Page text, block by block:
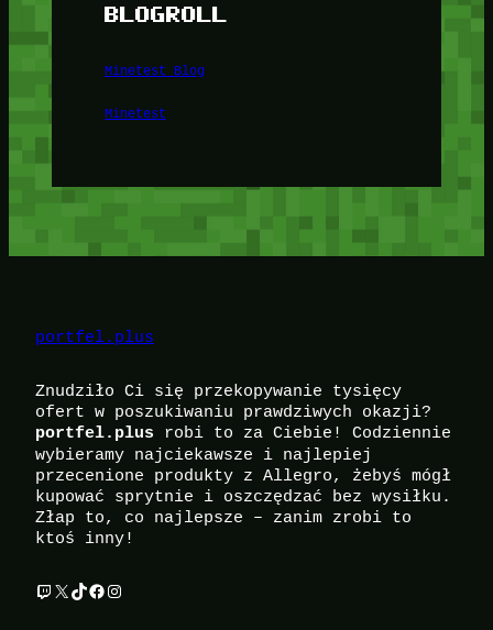
BLOGROLL
Minetest Blog
Minetest
portfel.plus
Znudziło Ci się przekopywanie tysięcy
ofert w poszukiwaniu prawdziwych okazji?
portfel.plus robi to za Ciebie! Codziennie
wybieramy najciekawsze i najlepiej
przecenione produkty z Allegro, żebyś mógł
kupować sprytnie i oszczędzać bez wysiłku.
Złap to, co najlepsze – zanim zrobi to
ktoś inny!
Twitch X TikTok Facebook Instagram